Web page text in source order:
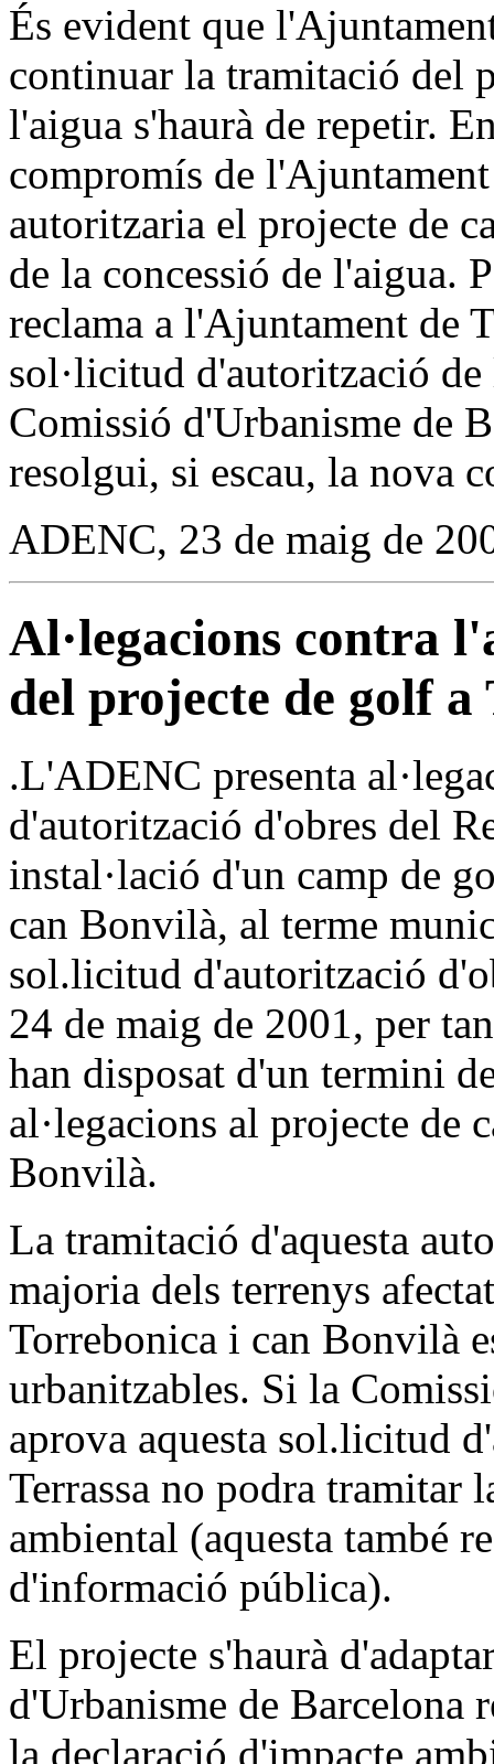
És evident que
continuar la tramitació del
l'aigua s'haurà de repetir.
compromís de l'Ajuntament
autoritzaria el projecte de
de la concessió de l'aigua.
reclama a l'Ajuntament de
sol·licitud d'autorització
Comissió d'Urbanisme de
resolgui, si escau, la nova
ADENC, 23 de maig de
Al·legacions contra
del projecte de golf a
.L'ADENC presenta
d'autorització d'obres del
instal·lació d'un camp de
can Bonvilà, al terme
sol.licitud d'autorització
24 de maig de 2001, per
han disposat d'un termini
al·legacions al projecte de
Bonvilà.
La tramitació d'aquesta
majoria dels terrenys
Torrebonica i can Bonvilà
urbanitzables. Si la
aprova aquesta sol.licitud
Terrassa no podra
ambiental (aquesta també
d'informació pública).
El projecte s'haurà
d'Urbanisme de Barcelona
la declaració d'impacte